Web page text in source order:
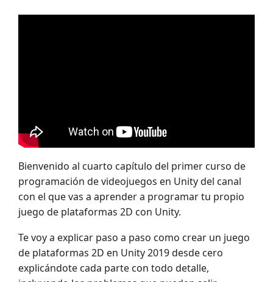
Bienvenido al cuarto capítulo del primer curso de
programación de videojuegos en Unity del canal
con el que vas a aprender a programar tu propio
juego de plataformas 2D con Unity.
Te voy a explicar paso a paso como crear un juego
de plataformas 2D en Unity 2019 desde cero
explicándote cada parte con todo detalle,